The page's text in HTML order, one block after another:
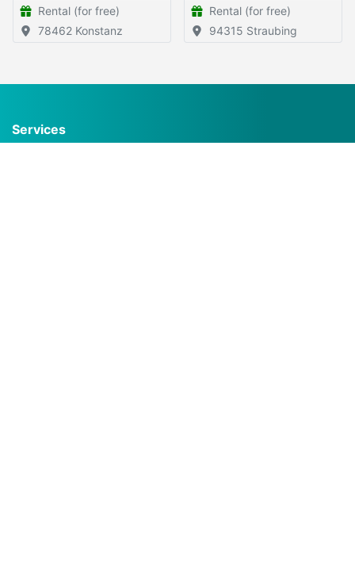
Rental (for free)
78462 Konstanz
Rental (for free)
94315 Straubing
Services